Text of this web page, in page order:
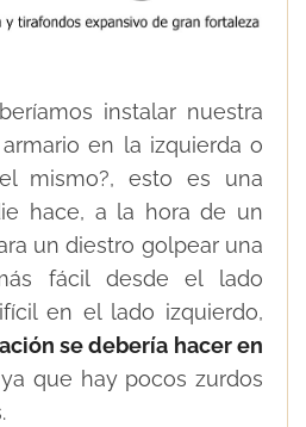
instalar nuestra
en la izquierda o
mismo?, esto es una
hace, a la hora de un
un diestro golpear una
fácil desde el lado
en el lado izquierdo,
se debería hacer en
ya que hay pocos zurdos